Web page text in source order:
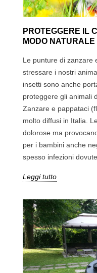
PROTEGGERE IL
MODO NATURALE
Le punture di zanzare
stressare i nostri
insetti sono anche
proteggere gli animali
Zanzare e pappataci
molto diffusi in Italia.
dolorose ma
per i bambini anche
spesso infezioni
Leggi tutto